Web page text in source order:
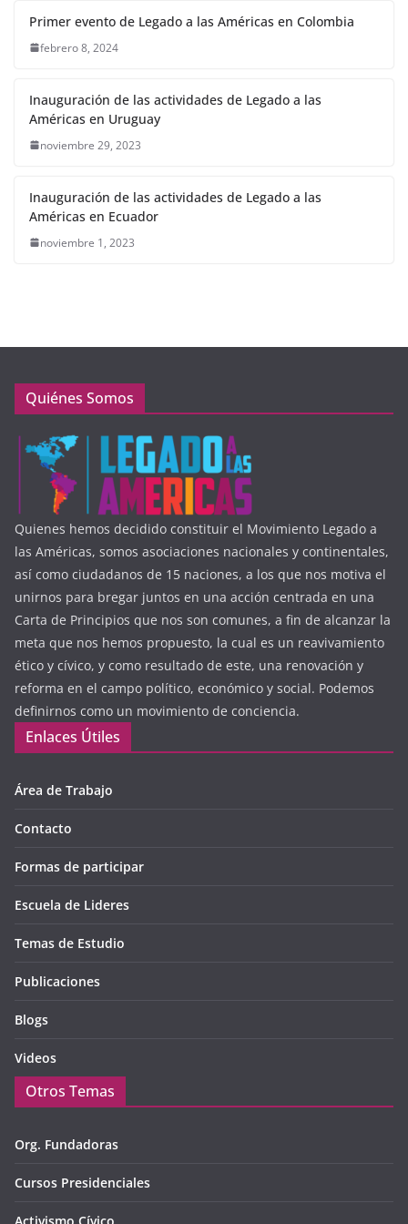
Primer evento de Legado a las Américas en Colombia
febrero 8, 2024
Inauguración de las actividades de Legado a las
Américas en Uruguay
noviembre 29, 2023
Inauguración de las actividades de Legado a las
Américas en Ecuador
noviembre 1, 2023
Quiénes Somos
Quienes hemos decidido constituir el Movimiento Legado a
las Américas, somos asociaciones nacionales y continentales,
así como ciudadanos de 15 naciones, a los que nos motiva el
unirnos para bregar juntos en una acción centrada en una
Carta de Principios que nos son comunes, a fin de alcanzar la
meta que nos hemos propuesto, la cual es un reavivamiento
ético y cívico, y como resultado de este, una renovación y
reforma en el campo político, económico y social. Podemos
definirnos como un movimiento de conciencia.
Enlaces Útiles
Área de Trabajo
Contacto
Formas de participar
Escuela de Lideres
Temas de Estudio
Publicaciones
Blogs
Videos
Otros Temas
Org. Fundadoras
Cursos Presidenciales